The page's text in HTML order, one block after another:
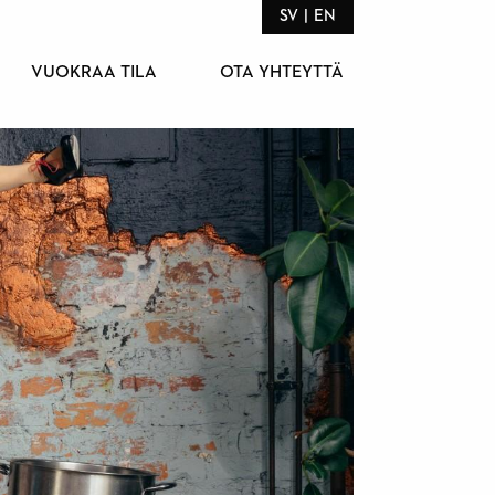
VUOKRAA TILA OTA YHTEYTTÄ
SV EN